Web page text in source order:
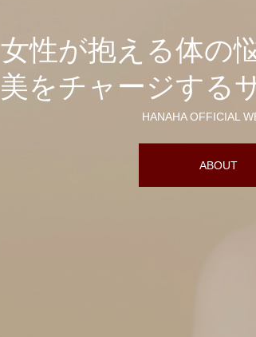
女性が抱える体の
美をチャージする
HANAHA OFFICIAL
ABOUT